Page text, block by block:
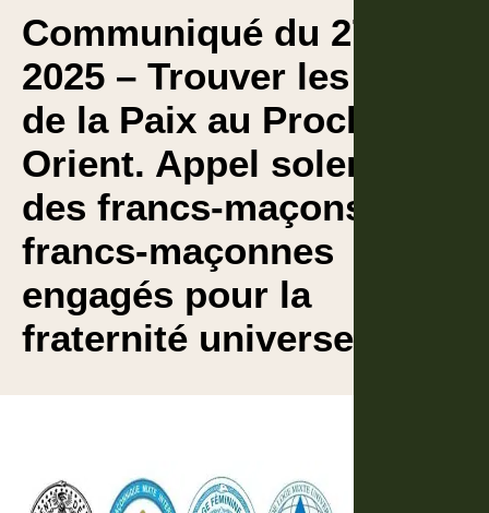
Communiqué du 27 mai
2025 – Trouver les voies
de la Paix au Proche-
Orient. Appel solennel
des francs-maçons et
francs-maçonnes
engagés pour la
fraternité universelle